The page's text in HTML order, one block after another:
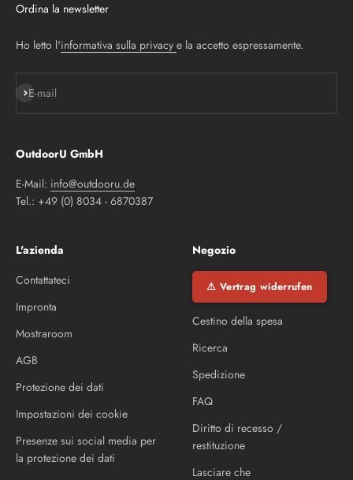
Ordina la newsletter
Ho letto l'informativa sulla privacy e la accetto espressamente.
E-mail
Iscriviti alla newsletter
OutdoorU GmbH
E-Mail: info@outdooru.de
Tel.: +49 (0) 8034 - 6870387
L'azienda
Contattateci
Impronta
Mostraroom
AGB
Protezione dei dati
Impostazioni dei cookie
Presenze sui social media per
la protezione dei dati
Negozio
⚠ Vertrag widerrufen
Cestino della spesa
Ricerca
Spedizione
FAQ
Diritto di recesso /
restituzione
Lasciare che